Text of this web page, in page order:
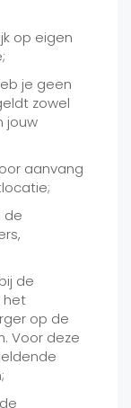
op eigen
je geen
zowel
jouw
aanvang
de
de
het
op de
Voor deze